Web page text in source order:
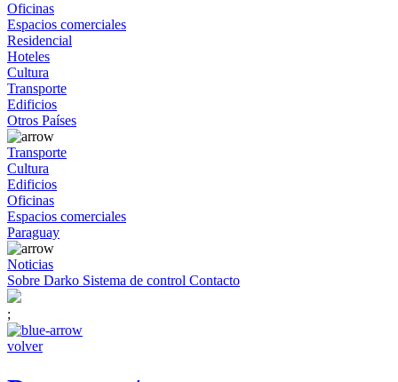
Oficinas
Espacios comerciales
Residencial
Hoteles
Cultura
Transporte
Edificios
Otros Países
Transporte
Cultura
Edificios
Oficinas
Espacios comerciales
Paraguay
Noticias
Sobre Darko Sistema de control Contacto
;
volver